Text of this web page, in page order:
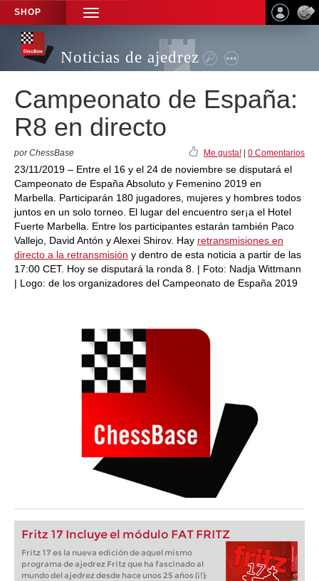
SHOP
TOGGLE
NAVIGATION
Noticias de ajedrez
Campeonato de España:
R8 en directo
por ChessBase Me gusta! 0 Comentarios
23/11/2019 – Entre el 16 y el 24 de noviembre se disputará el
Campeonato de España Absoluto y Femenino 2019 en
Marbella. Participarán 180 jugadores, mujeres y hombres todos
juntos en un solo torneo. El lugar del encuentro ser¡a el Hotel
Fuerte Marbella. Entre los participantes estarán también Paco
Vallejo, David Antón y Alexei Shirov. Hay retransmisiones en
directo a la retransmisión y dentro de esta noticia a partir de las
17:00 CET. Hoy se disputará la ronda 8. | Foto: Nadja Wittmann
| Logo: de los organizadores del Campeonato de España 2019
Fritz 17 Incluye el módulo FAT FRITZ
Fritz 17 es la nueva edición de aquel mismo
programa de ajedrez Fritz que ha fascinado al
mundo del ajedrez desde hace unos 25 años (¡!):